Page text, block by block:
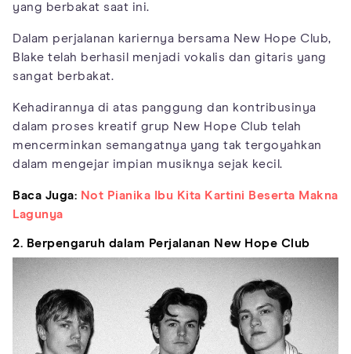
yang berbakat saat ini.
Dalam perjalanan kariernya bersama New Hope Club,
Blake telah berhasil menjadi vokalis dan gitaris yang
sangat berbakat.
Kehadirannya di atas panggung dan kontribusinya
dalam proses kreatif grup New Hope Club telah
mencerminkan semangatnya yang tak tergoyahkan
dalam mengejar impian musiknya sejak kecil.
Baca Juga: Not Pianika Ibu Kita Kartini Beserta Makna
Lagunya
2. Berpengaruh dalam Perjalanan New Hope Club